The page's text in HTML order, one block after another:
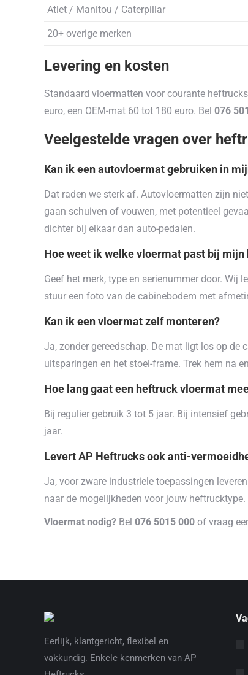
Atlet / Manitou / Caterpillar
20+ overige merken
Levering en kosten
Standaard vloermatten voor courante
euro, een OEM-mat 60 tot 180 euro. Bel 076
Veelgestelde vragen over
Kan ik een autovloermat gebruiken in
Dat raden we sterk af. Autovloermatten zijn
gaan schuiven of vouwen, met potentieel
dichter bij elkaar dan auto-pedalen.
Hoe weet ik welke vloermat past bij mijn
Geef het merk, type en serienummer door.
stuur een foto van de cabinebodem met
Kan ik een vloermat zelf monteren?
Ja, zonder gereedschap. De mat ligt los op de
uitsparingen en het stoel-frame. Trek hem na
Hoe lang gaat een heftruck vloermat
Bij regulier gebruik 3 tot 5 jaar. Bij intensief
jaar.
Levert AP Heftrucks ook anti-
Ja, voor zware industriele toepassingen
naar de mogelijkheden voor jouw heftrucktype.
Vloermat nodig? Bel 076 5015 000 of vraag
Eerlijk, klantgericht, flexibel en
vakkundig. Enkele kenmerken van AP